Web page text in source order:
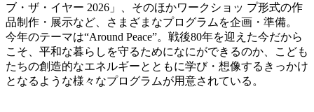
ブ・ザ・イヤー 2026」、そのほかワークショッ プ形式の作
品制作・展示など、さまざまなプログラムを企画・準備。
今年のテーマは“Around Peace”。戦後80年を迎えた今だから
こそ、平和な暮らしを守るためになにができるのか、こども
たちの創造的なエネルギーとともに学び・想像するきっかけ
となるような様々なプログラムが用意されている。